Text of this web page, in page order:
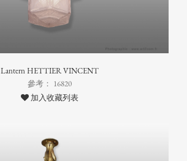
Lantern HETTIER VINCENT
參考： 16820
加入收藏列表